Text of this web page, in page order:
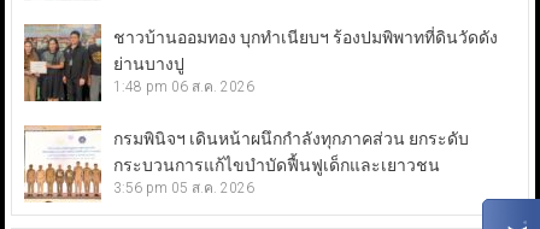
ชาวบ้านออมทอง บุกทำเนียบฯ ร้องปมพิพาทที่ดินวัดดัง
ย่านบางปู
1:48 pm 06 ส.ค. 2026
กรมพินิจฯ เดินหน้าผนึกกำลังทุกภาคส่วน ยกระดับ
กระบวนการแก้ไขบำบัดฟื้นฟูเด็กและเยาวชน
3:56 pm 05 ส.ค. 2026